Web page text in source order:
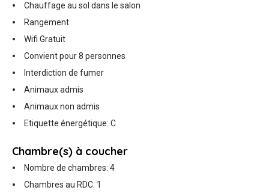
Chauffage au sol dans le salon
Rangement
Wifi Gratuit
Convient pour 8 personnes
Interdiction de fumer
Animaux admis
Animaux non admis
Etiquette énergétique: C
Chambre(s) à coucher
Nombre de chambres: 4
Chambres au RDC: 1